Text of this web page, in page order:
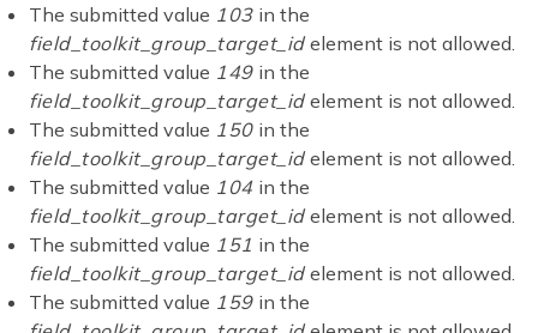
Перейти
основного
вмісту
ПОВІДОМЛЕННЯ
ПРО
ПОМИЛКУ
The submitted value 103in the
field_toolkit_group_target_idelement is not allowed.
The submitted value 149in the
field_toolkit_group_target_idelement is not allowed.
The submitted value 150in the
field_toolkit_group_target_idelement is not allowed.
The submitted value 104 in the
field_toolkit_group_target_idelement is not allowed.
The submitted value 151 in the
field_toolkit_group_target_idelement is not allowed.
The submitted value 159in the